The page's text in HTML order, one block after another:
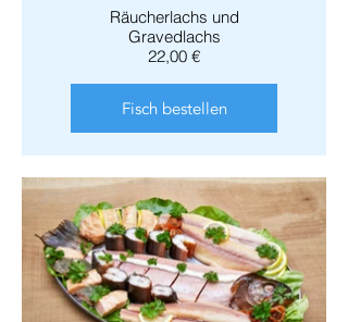
Räucherlachs und
Gravedlachs
22,00 €
Fisch bestellen